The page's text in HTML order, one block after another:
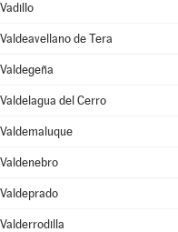
Vadillo
Valdeavellano de Tera
Valdegeña
Valdelagua del Cerro
Valdemaluque
Valdenebro
Valdeprado
Valderrodilla